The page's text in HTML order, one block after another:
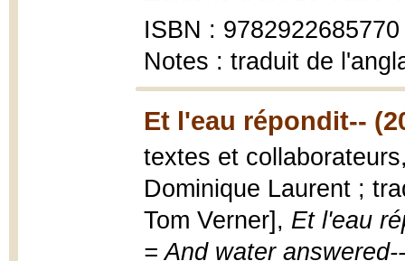
ISBN : 9782922685770
Notes : traduit de
Et l'eau répondit--
textes et
Dominique Laurent ;
Tom Verner], Et l'eau
= And water